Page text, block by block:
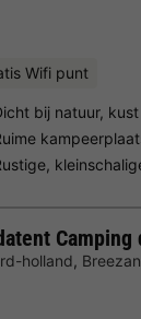
Wifi punt
bij natuur,
Camping
holland,